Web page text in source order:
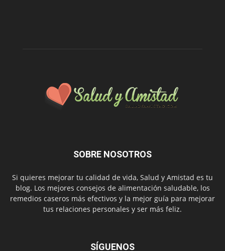
SOBRE NOSOTROS
Si quieres mejorar tu calidad de vida, Salud y Amistad es tu
blog. Los mejores consejos de alimentación saludable, los
remedios caseros más efectivos y la mejor guía para mejorar
tus relaciones personales y ser más feliz.
SÍGUENOS